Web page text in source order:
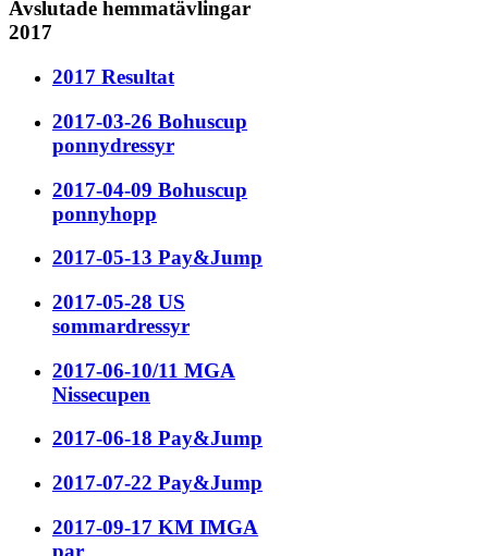
Avslutade hemmatävlingar
2017
2017 Resultat
2017-03-26 Bohuscup
ponnydressyr
2017-04-09 Bohuscup
ponnyhopp
2017-05-13 Pay&Jump
2017-05-28 US
sommardressyr
2017-06-10/11 MGA
Nissecupen
2017-06-18 Pay&Jump
2017-07-22 Pay&Jump
2017-09-17 KM IMGA
par